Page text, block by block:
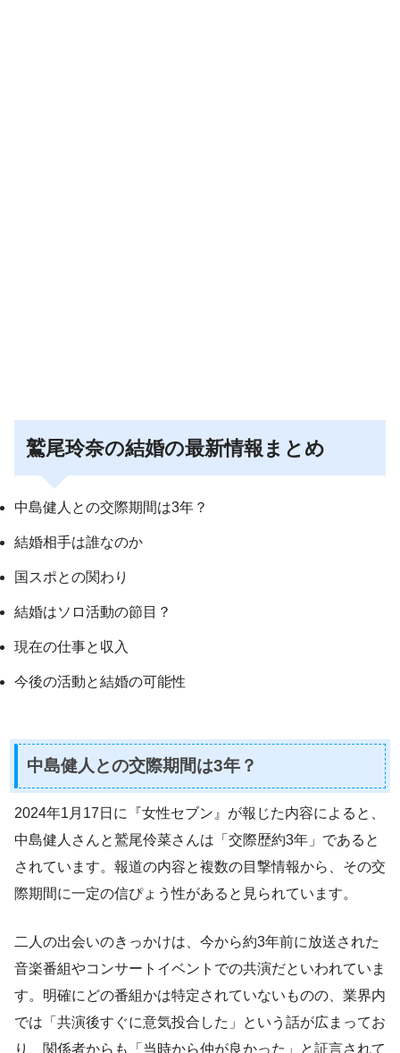
鷲尾玲奈の結婚の最新情報まとめ
中島健人との交際期間は3年？
結婚相手は誰なのか
国スポとの関わり
結婚はソロ活動の節目？
現在の仕事と収入
今後の活動と結婚の可能性
中島健人との交際期間は3年？
2024年1月17日に『女性セブン』が報じた内容によると、
中島健人さんと鷲尾伶菜さんは「交際歴約3年」であると
されています。報道の内容と複数の目撃情報から、その交
際期間に一定の信ぴょう性があると見られています。
二人の出会いのきっかけは、今から約3年前に放送された
音楽番組やコンサートイベントでの共演だといわれていま
す。明確にどの番組かは特定されていないものの、業界内
では「共演後すぐに意気投合した」という話が広まってお
り、関係者からも「当時から仲が良かった」と証言されて